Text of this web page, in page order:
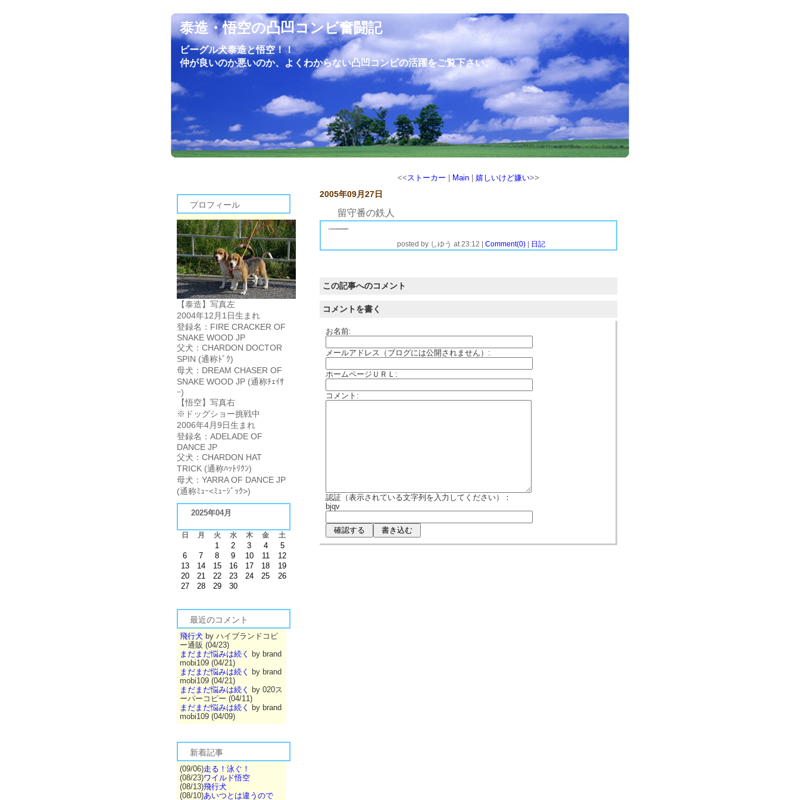
泰造・悟空の凸凹コンビ奮闘記
ビーグル犬泰造と悟空！！
仲が良いのか悪いのか、よくわからない凸凹コンビの活躍をご覧下さい。
プロフィール
【泰造】写真左
2004年12月1日生まれ
登録名：FIRE CRACKER OF
SNAKE WOOD JP
父犬：CHARDON DOCTOR
SPIN (通称ﾄﾞｸ)
母犬：DREAM CHASER OF
SNAKE WOOD JP (通称ﾁｪｲｻ
ｰ)
【悟空】写真右
※ドッグショー挑戦中
2006年4月9日生まれ
登録名：ADELADE OF
DANCE JP
父犬：CHARDON HAT
TRICK (通称ﾊｯﾄﾘｸﾝ)
母犬：YARRA OF DANCE JP
(通称ﾐｭｰ<ﾐｭｰｼﾞｯｸ>)
2025年04月
日 月 火 水 木 金 土
1 2 3 4
5
6
7 8 9 10 11
12
13
14 15 16 17 18
19
20
21 22 23 24 25
26
27
28 29 30
最近のコメント
飛行犬 by ハイブランドコピ
ー通販 (04/23)
まだまだ悩みは続く
by brand
mobi109 (04/21)
まだまだ悩みは続く
by brand
mobi109 (04/21)
まだまだ悩みは続く
by 020ス
ーパーコピー (04/11)
まだまだ悩みは続く
by brand
mobi109 (04/09)
新着記事
(09/06)走る！泳ぐ！
(08/23)ワイルド悟空
(08/13)飛行犬
(08/10)あいつとは違うので
<<ストーカー Main 嬉しいけど嫌い>>
2005年09月27日
留守番の鉄人
posted by しゆう at 23:12 Comment(0)| 日記
この記事へのコメント
コメントを書く
お名前:
メールアドレス（ブログには公開されません）:
ホームページＵＲＬ:
コメント:
認証（表示されている文字列を入力してください）：
bjqv